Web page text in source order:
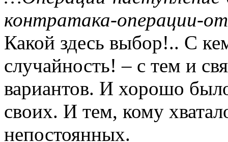
контратака-операции-
Какой здесь выбор!.. С
случайность! – с тем и
вариантов. И хорошо
своих. И тем, кому
непостоянных.